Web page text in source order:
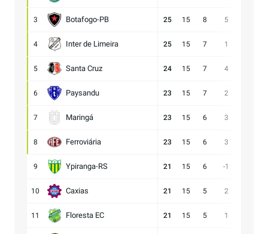
3 Botafogo-PB 25 15 8 5
4 Inter de Limeira 25 15 7 1
5 Santa Cruz 24 15 7 4
6 Paysandu 23 15 7 2
7 Maringá 23 15 6 3
8 Ferroviária 23 15 6 3
9 Ypiranga-RS 21 15 6 -1
10 Caxias 21 15 5 2
11 Floresta EC 21 15 5 1